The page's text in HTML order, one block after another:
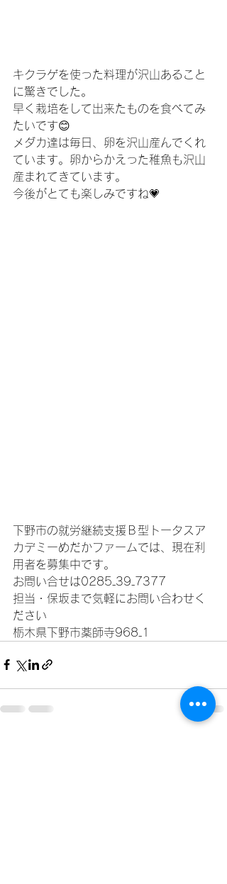
キクラゲを使った料理が沢山あること
に驚きでした。
早く栽培をして出来たものを食べてみ
たいです😊
メダカ達は毎日、卵を沢山産んでくれ
ています。卵からかえった稚魚も沢山
産まれてきています。
今後がとても楽しみですね💗
下野市の就労継続支援Ｂ型トータスア
カデミーめだかファームでは、現在利
用者を募集中です。
お問い合せは0285₋39₋7377
担当・保坂まで気軽にお問い合わせく
ださい
栃木県下野市薬師寺968₋1